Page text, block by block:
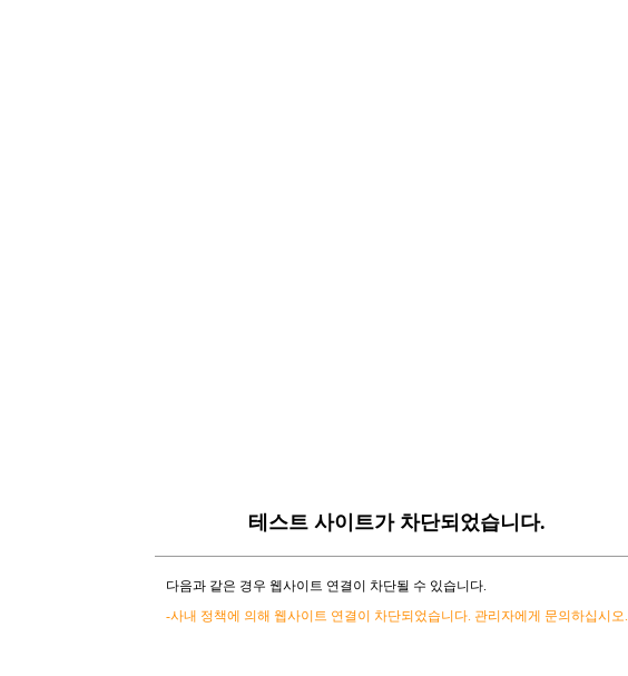
테스트 사이트가 차단되었습니다.
다음과 같은 경우 웹사이트 연결이 차단될 수 있습니다.
-사내 정책에 의해 웹사이트 연결이 차단되었습니다. 관리자에게 문의하십시오.